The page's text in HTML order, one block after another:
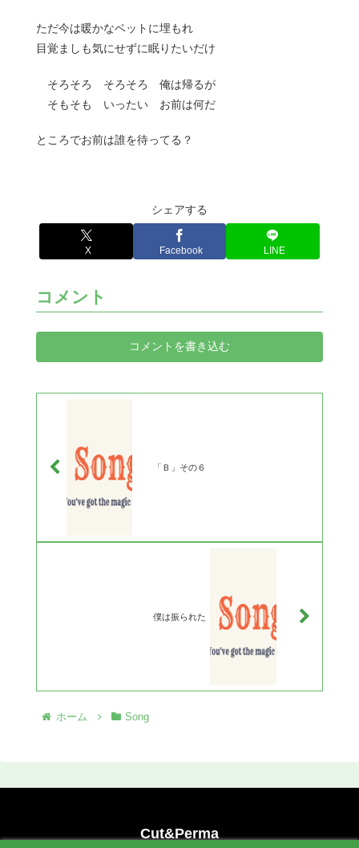
ただ今は暖かなベットに埋もれ
目覚ましも気にせずに眠りたいだけ
そろそろ そろそろ 俺は帰るが
そもそも いったい お前は何だ
ところでお前は誰を待ってる？
シェアする
X Facebook LINE
コメント
コメントを書き込む
「Ｂ」その６
僕は振られた
ホーム Song
Cut&Perma